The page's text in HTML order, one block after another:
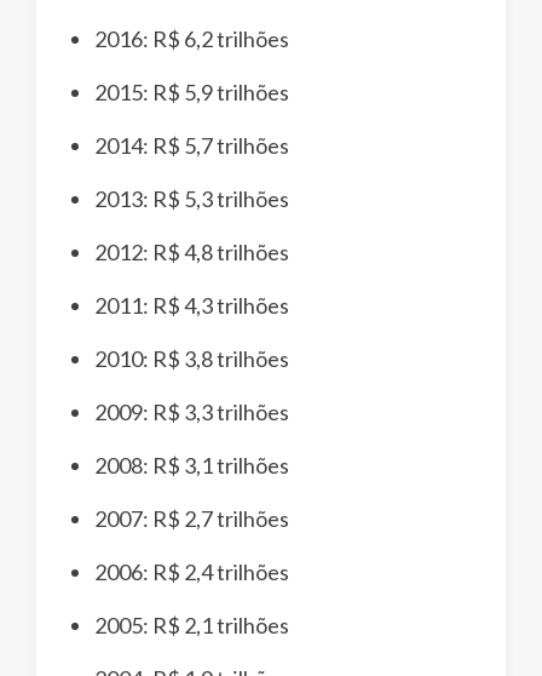
2016: R$ 6,2 trilhões
2015: R$ 5,9 trilhões
2014: R$ 5,7 trilhões
2013: R$ 5,3 trilhões
2012: R$ 4,8 trilhões
2011: R$ 4,3 trilhões
2010: R$ 3,8 trilhões
2009: R$ 3,3 trilhões
2008: R$ 3,1 trilhões
2007: R$ 2,7 trilhões
2006: R$ 2,4 trilhões
2005: R$ 2,1 trilhões